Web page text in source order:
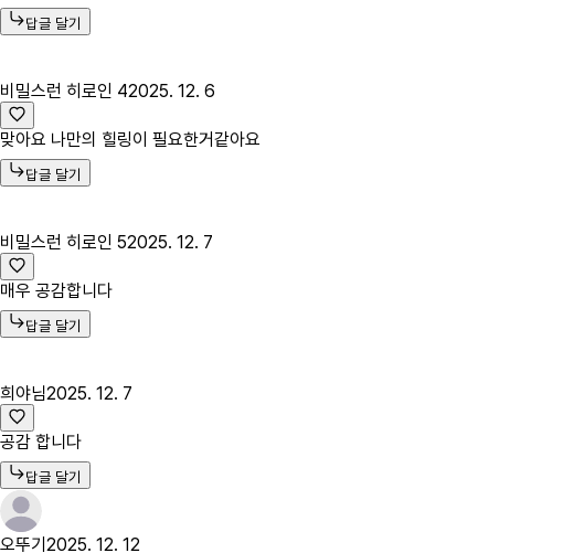
답글 달기
비밀스런 히로인 42025. 12. 6
맞아요 나만의 힐링이 필요한거같아요
답글 달기
비밀스런 히로인 52025. 12. 7
매우 공감합니다
답글 달기
희야님2025. 12. 7
공감 합니다
답글 달기
오뚜기2025. 12. 12